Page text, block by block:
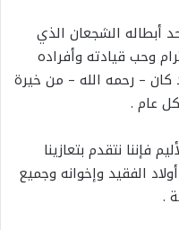
أبطاله الشجعان الذي
وحب قيادته وأفراده
– رحمه الله – من خيرة
عام .
فإننا نتقدم بتعازينا
الفقيد وإخوانه وجميع
.